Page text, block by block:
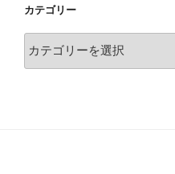
カテゴリー